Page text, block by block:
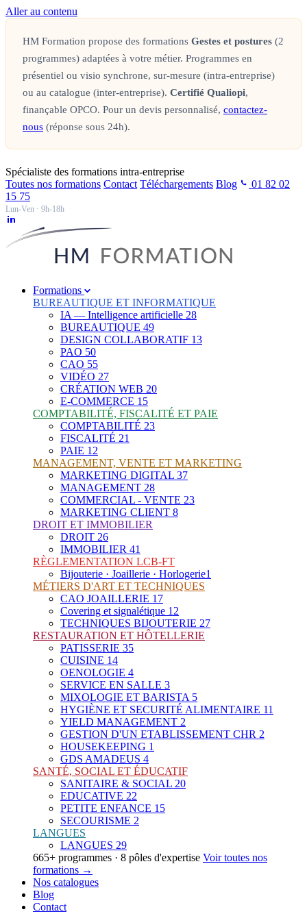
Aller au contenu
HM Formation propose des formations Gestes et postures (2
programmes) adaptées à votre métier. Programmes en
présentiel ou visio synchrone, sur-mesure (intra-entreprise)
ou au catalogue (inter-entreprise). Certifié Qualiopi,
finançable OPCO. Pour un devis personnalisé, contactez-
nous (réponse sous 24h).
Spécialiste des formations intra-entreprise
Toutes nos formations Contact Téléchargements Blog
01 82 02
15 75
Lun-Ven · 9h-18h
Formations
BUREAUTIQUE ET INFORMATIQUE
IA — Intelligence artificielle 28
BUREAUTIQUE 49
DESIGN COLLABORATIF 13
PAO 50
CAO 55
VIDÉO 27
CRÉATION WEB 20
E-COMMERCE 15
COMPTABILITÉ, FISCALITÉ ET PAIE
COMPTABILITÉ 23
FISCALITÉ 21
PAIE 12
MANAGEMENT, VENTE ET MARKETING
MARKETING DIGITAL 37
MANAGEMENT 28
COMMERCIAL - VENTE 23
MARKETING CLIENT 8
DROIT ET IMMOBILIER
DROIT 26
IMMOBILIER 41
RÈGLEMENTATION LCB-FT
Bijouterie · Joaillerie · Horlogerie1
MÉTIERS D'ART ET TECHNIQUES
CAO JOAILLERIE 17
Covering et signalétique 12
TECHNIQUES BIJOUTERIE 27
RESTAURATION ET HÔTELLERIE
PATISSERIE 35
CUISINE 14
OENOLOGIE 4
SERVICE EN SALLE 3
MIXOLOGIE ET BARISTA 5
HYGIÈNE ET SECURITÉ ALIMENTAIRE 11
YIELD MANAGEMENT 2
GESTION D'UN ETABLISSEMENT CHR 2
HOUSEKEEPING 1
GDS AMADEUS 4
SANTÉ, SOCIAL ET ÉDUCATIF
SANITAIRE & SOCIAL 20
EDUCATIVE 22
PETITE ENFANCE 15
SECOURISME 2
LANGUES
LANGUES 29
665+ programmes · 8 pôles d'expertise Voir toutes nos
formations →
Nos catalogues
Blog
Contact